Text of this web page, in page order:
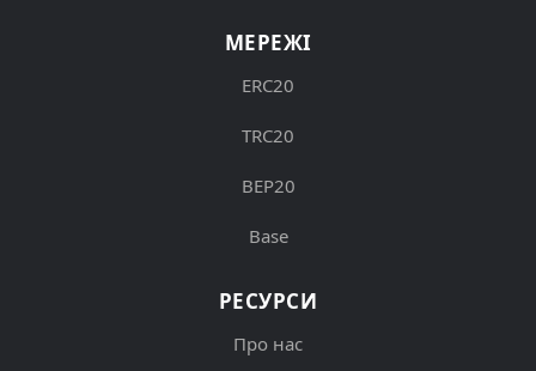
МЕРЕЖІ
ERC20
TRC20
BEP20
Base
РЕСУРСИ
Про нас